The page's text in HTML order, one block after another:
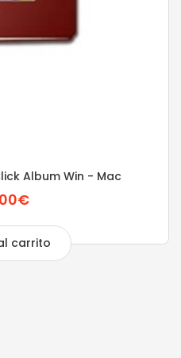
Album Win - Mac
carrito